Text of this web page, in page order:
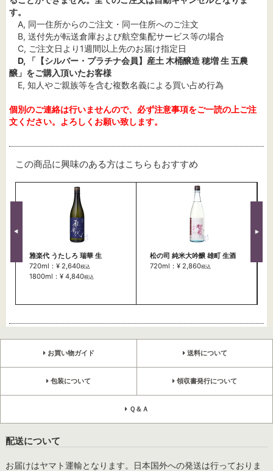
す。
A, 同一住所からのご注文・同一住所へのご注文
B, 送付先が転送倉庫および航空集配サービス等の場合
C, ご注文日より1週間以上先のお届け指定日
D, 「【シルバー・プラチナ会員】産土 木桶醸造 穂増 生 五農
醸」をご購入頂いたお客様
E, 知人やご親族等を含む複数名義による買い占め行為
個別のご連絡は行いませんので、必ず注意事項をご一読の上ご注
文ください。よろしくお願い致します。
この商品に興味のある方はこちらもおすすめ
雅楽代 うたしろ 瑞華 生
720ml：¥ 2,640税込
1800ml：¥ 4,840税込
松の司 純米大吟醸 雄町 生酒
720ml：¥ 2,860税込
お買い物ガイド 送料について
包装について 領収書発行について
Ｑ＆Ａ
配送について
お届けはヤマト運輸となります。日本国外への発送は行っておりま